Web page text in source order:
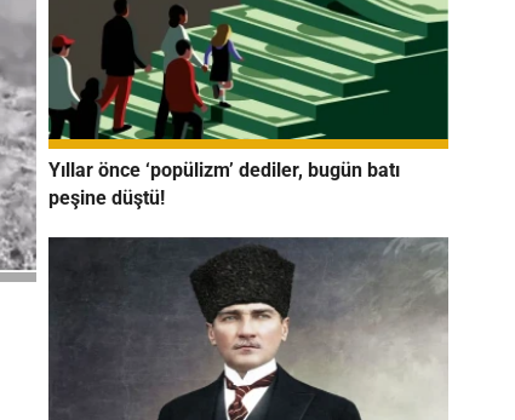
Yıllar önce ‘popülizm’ dediler, bugün batı
peşine düştü!